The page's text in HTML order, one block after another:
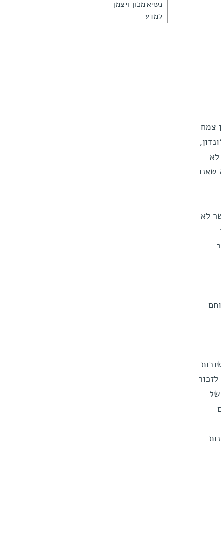
נשיא מכון ויצמן
למדע
המכון צמח
לא
שאנו
לא
של